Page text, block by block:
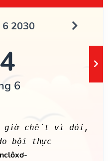
2030
6
giờ chết vì đói,
bội thực